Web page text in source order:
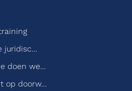
juridisc…
doen we…
op doorw…